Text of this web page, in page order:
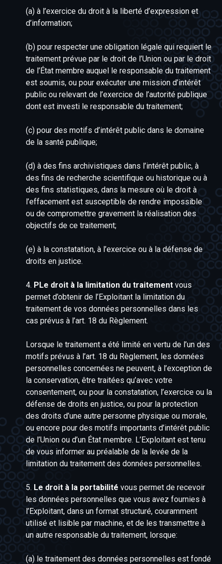
(a) à l’exercice du droit à la liberté d’expression et
d’information;
(b) pour respecter une obligation légale qui requiert le
traitement prévue par le droit de l’Union ou par le droit
de l’État membre auquel le responsable du traitement
est soumis, ou pour exécuter une mission d’intérêt
public ou relevant de l’exercice de l’autorité publique
dont est investi le responsable du traitement;
(c) pour des motifs d’intérêt public dans le domaine
de la santé publique;
(d) à des fins archivistiques dans l’intérêt public, à
des fins de recherche scientifique ou historique ou à
des fins statistiques, dans la mesure où le droit à
l’effacement est susceptible de rendre impossible
ou de compromettre gravement la réalisation des
objectifs de ce traitement;
(e) à la constatation, à l’exercice ou à la défense de
droits en justice.
4. PLe droit à la limitation du traitement vous
permet d’obtenir de l’Exploitant la limitation du
traitement de vos données personnelles dans les
cas prévus à l’art. 18 du Règlement.
Lorsque le traitement a été limité en vertu de l’un des
motifs prévus à l’art. 18 du Règlement, les données
personnelles concernées ne peuvent, à l’exception de
la conservation, être traitées qu’avec votre
consentement, ou pour la constatation, l’exercice ou la
défense de droits en justice, ou pour la protection
des droits d’une autre personne physique ou morale,
ou encore pour des motifs importants d’intérêt public
de l’Union ou d’un État membre. L’Exploitant est tenu
de vous informer au préalable de la levée de la
limitation du traitement des données personnelles.
5. Le droit à la portabilité vous permet de recevoir
les données personnelles que vous avez fournies à
l’Exploitant, dans un format structuré, couramment
utilisé et lisible par machine, et de les transmettre à
un autre responsable du traitement, lorsque:
(a) le traitement des données personnelles est fondé